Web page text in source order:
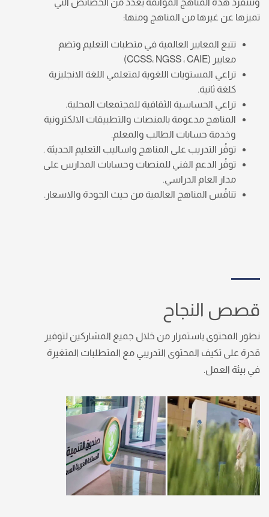
وتتتفرد هذه المناهج الموائمة بعدد من الخصائص التي
تميزها عن غيرها من المناهج ومنها:
تتبع المعايير العالمية في متطبات التعليم وتضم
معايير (CCSS، NGSS ، CAIE)
تراعي المستويات اللغوية لمتعلمي اللغة الانجليزية
كلغة ثانية.
تراعي الحساسية الثقافية للمجتمعات المحلية.
المناهج مدعومة بالمنصات والتطبيقات الالكترونية
وخدمة حسابات الطالب والمعلم.
توفُر التدريب على المناهج واساليب التعليم الحديثة .
توفُر الدعم الفني للمنصات وحسابات المدارس على
مدار العام الدراسي.
تنافُس المناهج العالمية من حيث الجودة والاسعار.
قصص النجاح
نطور المحتوى باستمرار من خلال جميع المشاركين لتوفير
قدرة على تكيف المحتوى التدريبي مع المتطلبات المتغيرة
في بيئة العمل.